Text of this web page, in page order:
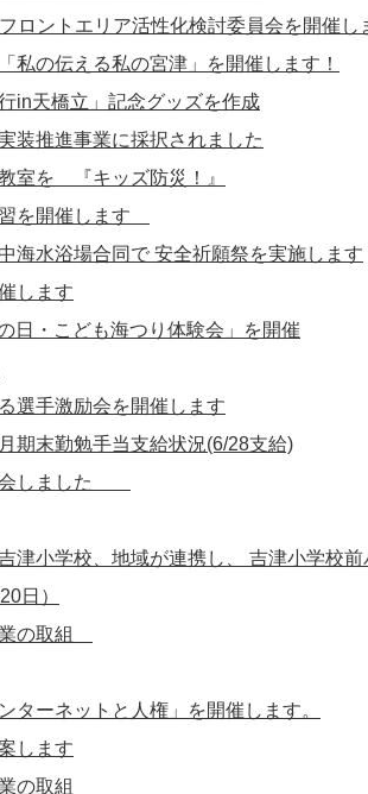
ロントエリア活性化検討委員会を開催し
私の伝える私の宮津」を開催します！
in天橋立」記念グッズを作成
装推進事業に採択されました
室を 『キッズ防災！』
を開催します
海水浴場合同で 安全祈願祭を実施します
します
日・こども海つり体験会」を開催
選手激励会を開催します
期末勤勉手当支給状況(6/28支給)
会しました
津小学校、地域が連携し、 吉津小学校
日）
の取組
ターネットと人権」を開催します。
します
の取組